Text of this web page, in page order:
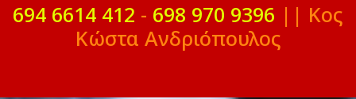
694 6614 412 - 698 970 9396 || Κος
Κώστα Ανδριόπουλος